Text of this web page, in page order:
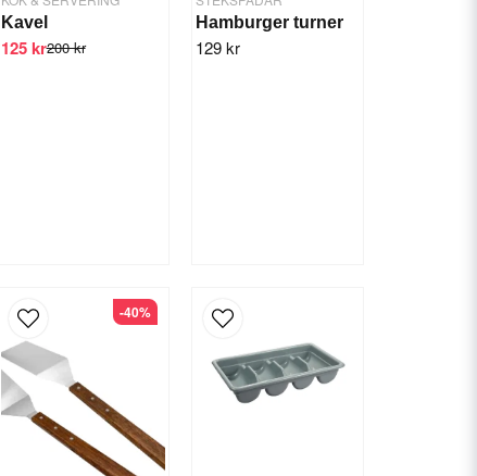
Kavel
200 kr
125 kr
Hamburger turner
129 kr
-40%